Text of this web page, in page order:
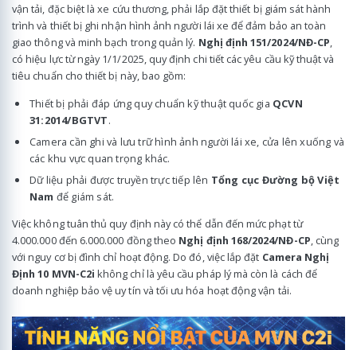
vận tải, đặc biệt là xe cứu thương, phải lắp đặt thiết bị giám sát hành
trình và thiết bị ghi nhận hình ảnh người lái xe để đảm bảo an toàn
giao thông và minh bạch trong quản lý. Nghị định 151/2024/NĐ-CP,
có hiệu lực từ ngày 1/1/2025, quy định chi tiết các yêu cầu kỹ thuật và
tiêu chuẩn cho thiết bị này, bao gồm:
Thiết bị phải đáp ứng quy chuẩn kỹ thuật quốc gia QCVN
31:2014/BGTVT.
Camera cần ghi và lưu trữ hình ảnh người lái xe, cửa lên xuống và
các khu vực quan trọng khác.
Dữ liệu phải được truyền trực tiếp lên Tổng cục Đường bộ Việt
Nam để giám sát.
Việc không tuân thủ quy định này có thể dẫn đến mức phạt từ
4.000.000 đến 6.000.000 đồng theo Nghị định 168/2024/NĐ-CP, cùng
với nguy cơ bị đình chỉ hoạt động. Do đó, việc lắp đặt Camera Nghị
Định 10 MVN-C2i không chỉ là yêu cầu pháp lý mà còn là cách để
doanh nghiệp bảo vệ uy tín và tối ưu hóa hoạt động vận tải.